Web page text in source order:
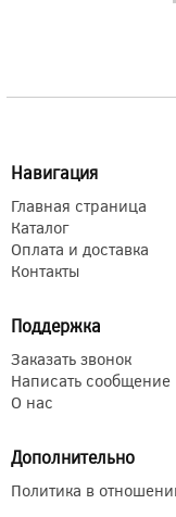
Навигация
Главная страница
Каталог
Оплата и доставка
Контакты
Поддержка
Заказать звонок
Написать сообщение
О нас
Дополнительно
Политика в